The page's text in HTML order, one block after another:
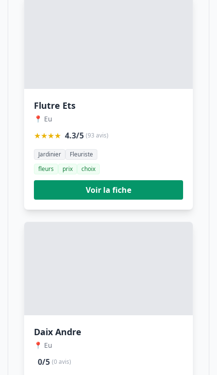
Flutre Ets
📍 Eu
★★★★ 4.3/5 (93 avis)
Jardinier
Fleuriste
fleurs
prix choix
Voir la fiche
Daix Andre
📍 Eu
0/5 (0 avis)